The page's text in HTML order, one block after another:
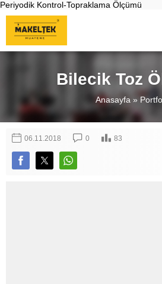
Periyodik Kontrol-Topraklama Ölçümü
Bilecik Toz
Anasayfa »
06.11.2018 0 83